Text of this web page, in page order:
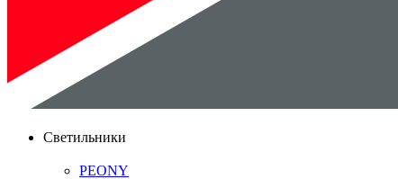
Светильники
PEONY